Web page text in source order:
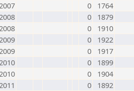
0
1764
0
1879
0
1910
0
1922
0
1917
0
1899
0
1904
0
1892